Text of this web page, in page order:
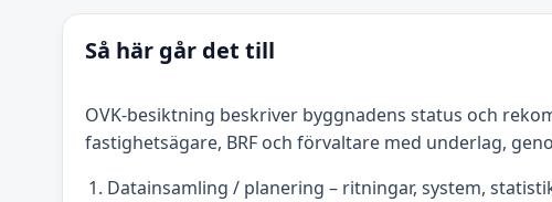
Så här går det till
OVK-besiktning beskriver byggnadens status och
fastighetsägare, BRF och förvaltare med underlag,
Datainsamling / planering – ritningar, system,